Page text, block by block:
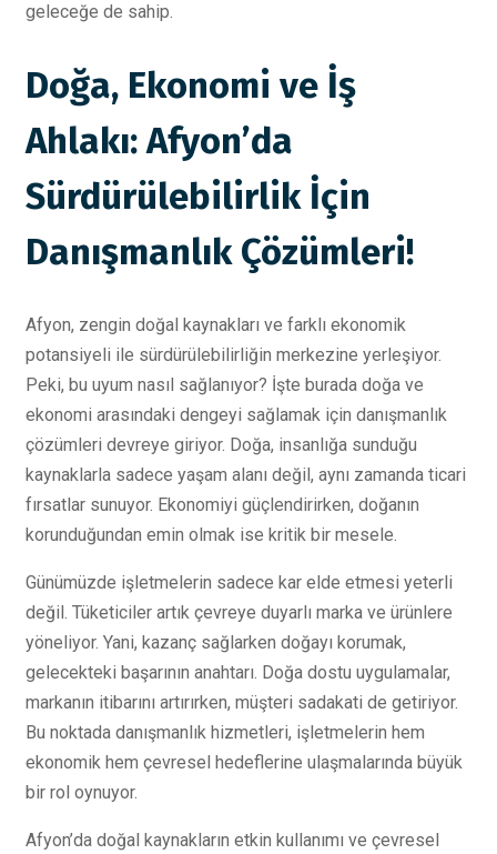
geleceğe de sahip.
Doğa, Ekonomi ve İş
Ahlakı: Afyon’da
Sürdürülebilirlik İçin
Danışmanlık Çözümleri!
Afyon, zengin doğal kaynakları ve farklı ekonomik
potansiyeli ile sürdürülebilirliğin merkezine yerleşiyor.
Peki, bu uyum nasıl sağlanıyor? İşte burada doğa ve
ekonomi arasındaki dengeyi sağlamak için danışmanlık
çözümleri devreye giriyor. Doğa, insanlığa sunduğu
kaynaklarla sadece yaşam alanı değil, aynı zamanda ticari
fırsatlar sunuyor. Ekonomiyi güçlendirirken, doğanın
korunduğundan emin olmak ise kritik bir mesele.
Günümüzde işletmelerin sadece kar elde etmesi yeterli
değil. Tüketiciler artık çevreye duyarlı marka ve ürünlere
yöneliyor. Yani, kazanç sağlarken doğayı korumak,
gelecekteki başarının anahtarı. Doğa dostu uygulamalar,
markanın itibarını artırırken, müşteri sadakati de getiriyor.
Bu noktada danışmanlık hizmetleri, işletmelerin hem
ekonomik hem çevresel hedeflerine ulaşmalarında büyük
bir rol oynuyor.
Afyon’da doğal kaynakların etkin kullanımı ve çevresel